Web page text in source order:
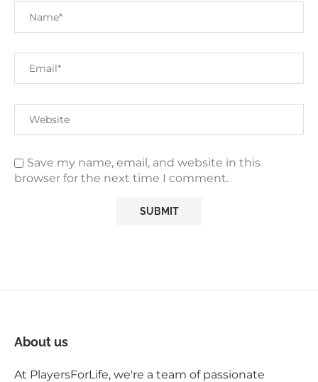
Save my name, email, and website in this
browser for the next time I comment.
About us
At PlayersForLife, we're a team of passionate